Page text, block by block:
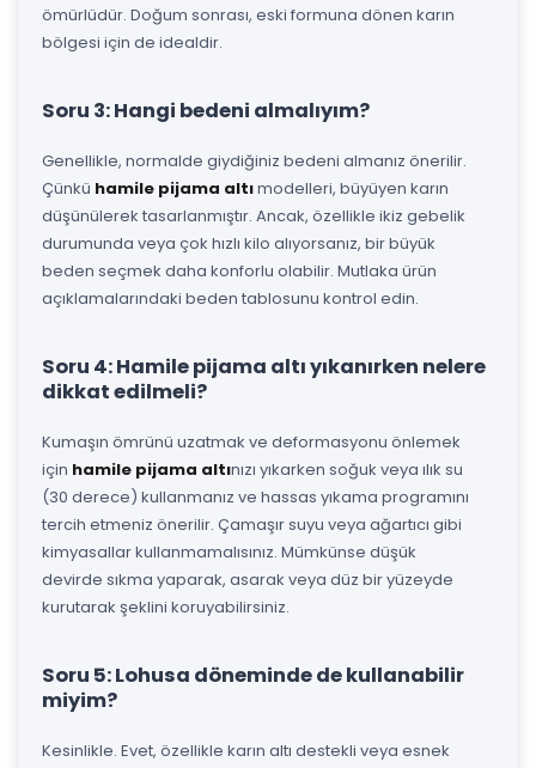
ömürlüdür. Doğum sonrası, eski formuna dönen karın
bölgesi için de idealdir.
Soru 3: Hangi bedeni almalıyım?
Genellikle, normalde giydiğiniz bedeni almanız önerilir.
Çünkü hamile pijama altımodelleri, büyüyen karın
düşünülerek tasarlanmıştır. Ancak, özellikle ikiz gebelik
durumunda veya çok hızlı kilo alıyorsanız, bir büyük
beden seçmek daha konforlu olabilir. Mutlaka ürün
açıklamalarındaki beden tablosunu kontrol edin.
Soru 4: Hamile pijama altı yıkanırken nelere
dikkat edilmeli?
Kumaşın ömrünü uzatmak ve deformasyonu önlemek
için hamile pijama altınızı yıkarken soğuk veya ılık su
(30 derece) kullanmanız ve hassas yıkama programını
tercih etmeniz önerilir. Çamaşır suyu veya ağartıcı gibi
kimyasallar kullanmamalısınız. Mümkünse düşük
devirde sıkma yaparak, asarak veya düz bir yüzeyde
kurutarak şeklini koruyabilirsiniz.
Soru 5: Lohusa döneminde de kullanabilir
miyim?
Kesinlikle. Evet, özellikle karın altı destekli veya esnek